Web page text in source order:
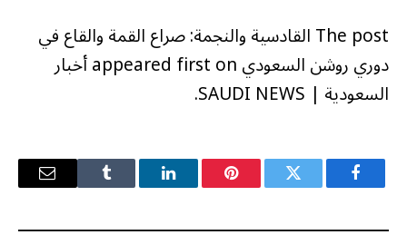
The post القادسية والنجمة: صراع القمة والقاع في
دوري روشن السعودي appeared first on أخبار
السعودية | SAUDI NEWS.
فيسبوك تويتر بينتيريستلينكدإن Tumblr
البريد